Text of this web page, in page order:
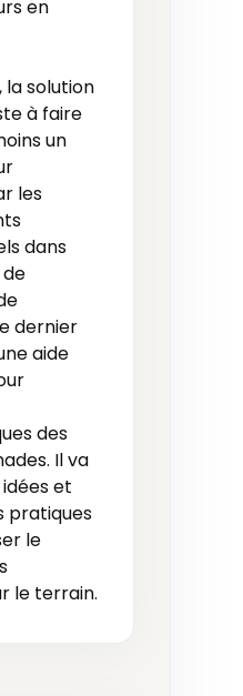
en
la solution
à faire
un
les
dans
dernier
aide
des
Il va
et
pratiques
le
le terrain.